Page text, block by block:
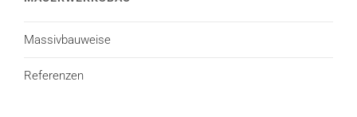
Massivbauweise
Referenzen